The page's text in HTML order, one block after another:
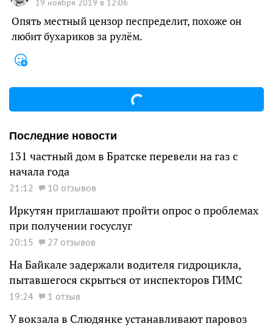
19 ноября 2019 в 12:06
Опять местный цензор песпределит, похоже он
любит бухариков за рулём.
Последние новости
131 частный дом в Братске перевели на газ с
начала года
21:12 10 отзывов
Иркутян приглашают пройти опрос о проблемах
при получении госуслуг
20:15 27 отзывов
На Байкале задержали водителя гидроцикла,
пытавшегося скрыться от инспекторов ГИМС
19:24 1 отзыв
У вокзала в Слюдянке устанавливают паровоз